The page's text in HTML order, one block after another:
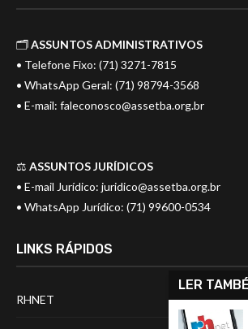
🗂️ASSUNTOS ADMINISTRATIVOS
• Telefone Fixo: (71) 3271-7815
• WhatsApp Geral: (71) 98794-3568
• E-mail: faleconosco@assetba.org.br
⚖️ ASSUNTOS JURÍDICOS
• E-mail Jurídico: juridico@assetba.org.br
• WhatsApp Jurídico: (71) 99600-0534
LINKS RÁPIDOS
RHNET
LER